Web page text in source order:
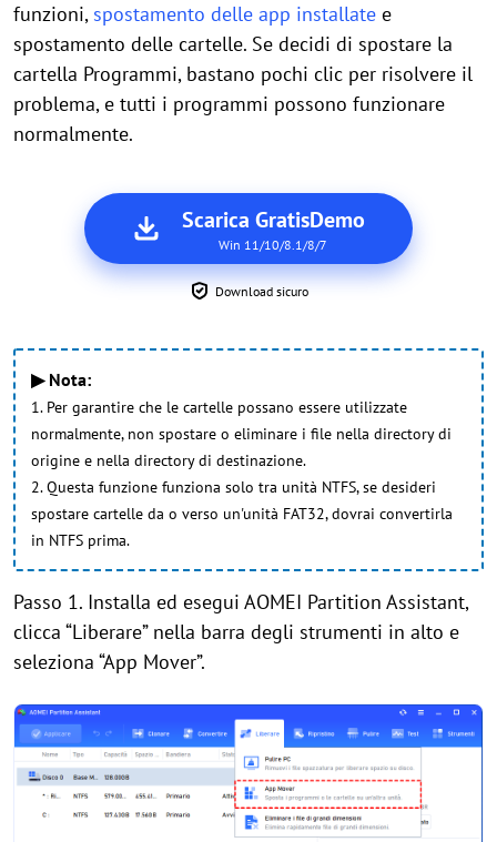
funzioni, spostamento delle app installate e
spostamento delle cartelle. Se decidi di spostare la
cartella Programmi, bastano pochi clic per risolvere il
problema, e tutti i programmi possono funzionare
normalmente.
Scarica GratisDemo
Win 11/10/8.1/8/7
Download sicuro
▶ Nota:
1. Per garantire che le cartelle possano essere utilizzate
normalmente, non spostare o eliminare i file nella directory di
origine e nella directory di destinazione.
2. Questa funzione funziona solo tra unità NTFS, se desideri
spostare cartelle da o verso un'unità FAT32, dovrai convertirla
in NTFS prima.
Passo 1. Installa ed esegui AOMEI Partition Assistant,
clicca “Liberare”nella barra degli strumenti in alto e
seleziona “App Mover”.